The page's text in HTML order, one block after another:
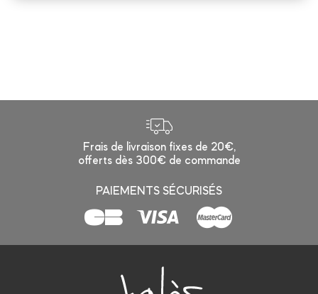
Frais de livraison fixes de 20€,
offerts dès 300€ de commande
PAIEMENTS SÉCURISÉS